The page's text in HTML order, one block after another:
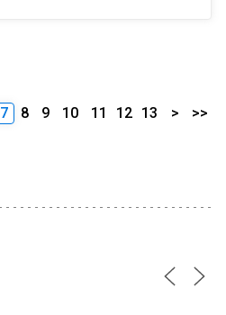
7 8 9 10 11 12 13 > >>